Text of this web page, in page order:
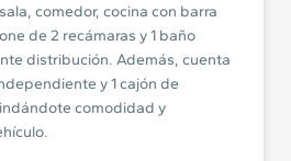
comedor, cocina con barra
de 2 recámaras y 1 baño
distribución. Además, cuenta
y 1 cajón de
comodidad y